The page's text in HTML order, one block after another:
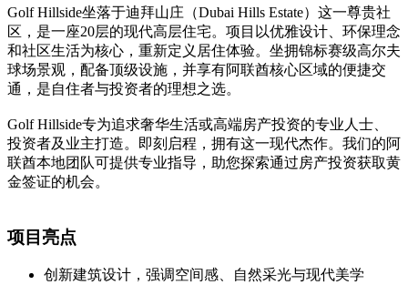
Golf Hillside坐落于迪拜山庄（Dubai Hills Estate）这一尊贵社
区，是一座20层的现代高层住宅。项目以优雅设计、环保理念
和社区生活为核心，重新定义居住体验。坐拥锦标赛级高尔夫
球场景观，配备顶级设施，并享有阿联酋核心区域的便捷交
通，是自住者与投资者的理想之选。
Golf Hillside专为追求奢华生活或高端房产投资的专业人士、
投资者及业主打造。即刻启程，拥有这一现代杰作。我们的阿
联酋本地团队可提供专业指导，助您探索通过房产投资获取黄
金签证的机会。
项目亮点
创新建筑设计，强调空间感、自然采光与现代美学